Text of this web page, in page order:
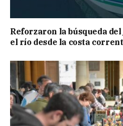
Reforzaron la búsqueda
el río desde la costa